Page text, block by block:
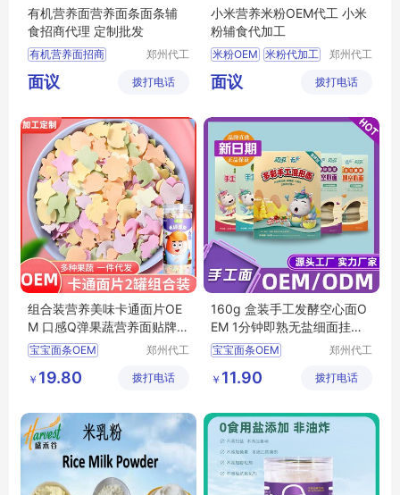
有机营养面营养面条面条辅
食招商代理 定制批发
有机营养面招商
有机营养面代理
婴幼儿面条批发
宝宝面条招商
郑州代工
技有限公
面议 拨打电话
小米营养米粉OEM代工 小米
粉辅食代加工
米粉OEM 米粉代加工
小米辅食批发
米粉定制
郑州代工
技有限公
面议 拨打电话
组合装营养美味卡通面片OE
M 口感Q弹果蔬营养面贴牌代
工
宝宝面条OEM
宝宝面条贴牌代工
辅食OEM
郑州代工
技有限公
￥ 19.80 拨打电话
160g 盒装手工发酵空心面O
EM 1分钟即熟无盐细面挂面
代加工
宝宝面条OEM
宝宝面条贴牌代工
郑州代工
技有限公
￥ 11.90 拨打电话